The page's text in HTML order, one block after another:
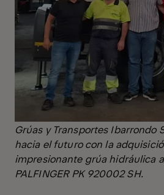
Grúas y Transportes Ibarrondo
hacia el futuro con la
impresionante grúa hidráulica
PALFINGER PK 920002 SH.